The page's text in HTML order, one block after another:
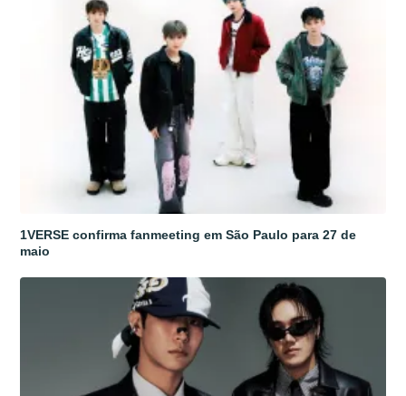
1VERSE confirma fanmeeting em São Paulo para 27 de
maio